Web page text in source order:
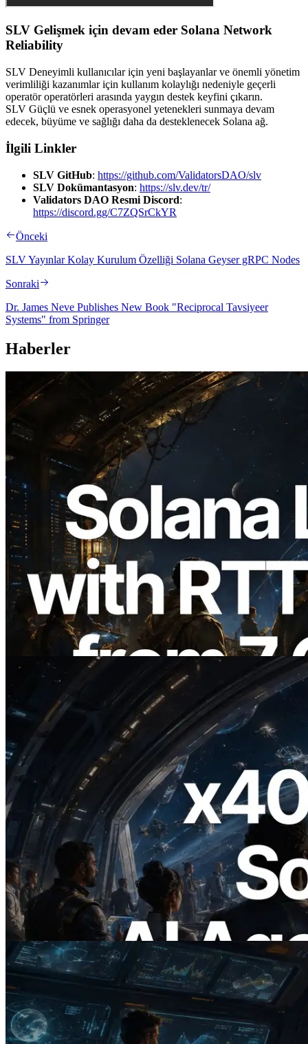
SLV Gelişmek için devam eder Solana Network
Reliability
SLV Deneyimli kullanıcılar için yeni başlayanlar ve önemli yönetim
verimliliği kazanımlar için kullanım kolaylığı nedeniyle geçerli
operatör operatörleri arasında yaygın destek keyfini çıkarın.
SLV Güçlü ve esnek operasyonel yetenekleri sunmaya devam
edecek, büyüme ve sağlığı daha da desteklenecek Solana ağ.
İlgili Linkler
SLV GitHub: https://github.com/ValidatorsDAO/slv
SLV Dokümantasyon: https://slv.dev/tr/
Validators DAO Resmi Discord:
https://discord.gg/C7ZQSrCkYR
Önceki
SLV Yayınlar Kolay Kurulum Özelliği Solana Geyser gRPC Nodes
Sonraki
Dr. James Neve Publishes New Book "Reciprocal Tavsiyeer
Systems" from Springer
Haberler
2026.08.05
ERPC, Solana Leader Slot API'yi 7
küresel bölgeden ping ölçümüyle
genişletti — Validators Information API
de yayında
Bu makaleyi oku
2026.07.04
ERPC x402 destekli Solana RPC'yi
yayınladı — AI agent'ların ihtiyaç
duydukları API'ler için anında ödeme
yaptığı dönem
Bu makaleyi oku